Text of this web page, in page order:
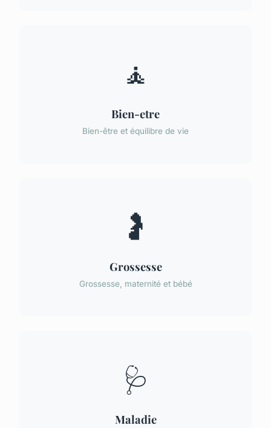
🧘
Bien-etre
Bien-être et équilibre de vie
🤰
Grossesse
Grossesse, maternité et bébé
🩺
Maladie